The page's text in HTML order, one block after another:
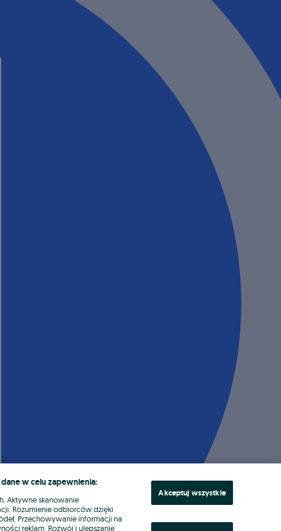
w celu zapewnienia:
Aktywne skanowanie
Rozumienie odbiorców dzięki
Przechowywanie informacji na
reklam. Rozwój i ulepszanie
Akceptuj wszystkie